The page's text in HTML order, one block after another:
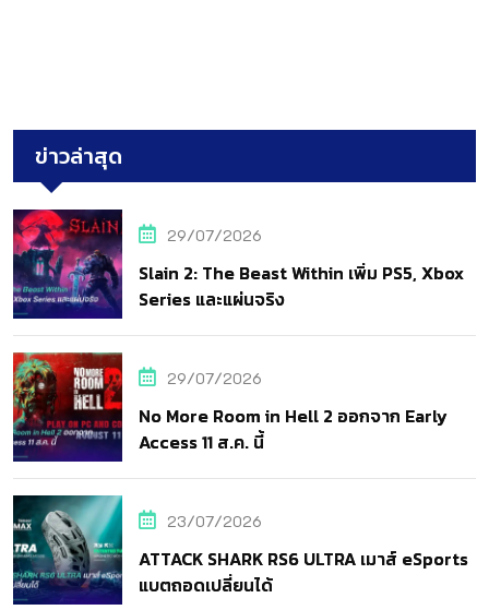
ข่าวล่าสุด
29/07/2026
Slain 2: The Beast Within เพิ่ม PS5, Xbox
Series และแผ่นจริง
29/07/2026
No More Room in Hell 2 ออกจาก Early
Access 11 ส.ค. นี้
23/07/2026
ATTACK SHARK RS6 ULTRA เมาส์ eSports
แบตถอดเปลี่ยนได้